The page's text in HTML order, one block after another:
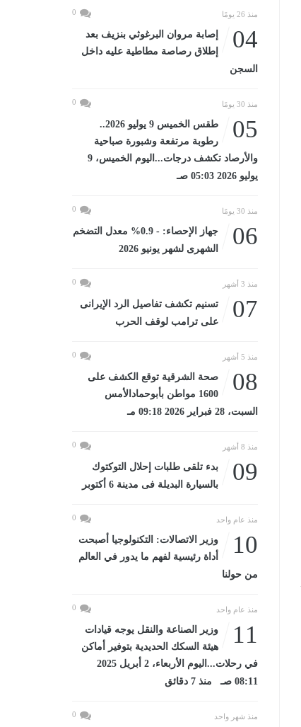
منذ 26 يومًا 0
04
إصابة مروان البرغوثي بنزيف بعد
إطلاق رصاصة مطاطية عليه داخل
السجن
منذ 30 يومًا 0
05
طقس الخميس 9 يوليو 2026..
رطوبة مرتفعة وشبورة صباحية
والأرصاد تكشف درجات...اليوم الخميس، 9
يوليو 2026 05:03 صـ
منذ 30 يومًا 0
06
جهاز الإحصاء: - 0.9% معدل التضخم
الشهرى لشهر يونيو 2026
منذ 3 أشهر 0
07
تسنيم تكشف تفاصيل الرد الإيرانى
على ترامب لوقف الحرب
منذ 5 أشهر 0
08
صحة الشرقية توقع الكشف على
1600 مواطن بأبوحمادالأمس
السبت، 28 فبراير 2026 09:18 مـ
منذ 8 أشهر 0
09
بدء تلقى طلبات إحلال التوكتوك
بالسيارة البديلة فى مدينة 6 أكتوبر
منذ عام واحد 0
10
وزير الاتصالات: التكنولوجيا أصبحت
أداة رئيسية لفهم ما يدور في العالم
من حولنا
منذ عام واحد 0
11
وزير الصناعة والنقل يوجه قيادات
هيئة السكك الحديدية بتوفير أماكن
في رحلات...اليوم الأربعاء، 2 أبريل 2025
08:11 صـ منذ 7 دقائق
منذ شهر واحد 0